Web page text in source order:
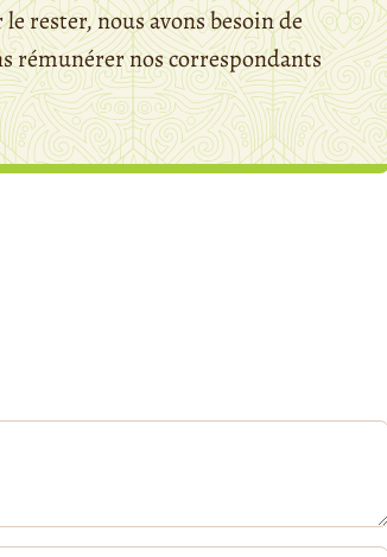
rester, nous avons besoin de
rémunérer nos correspondants